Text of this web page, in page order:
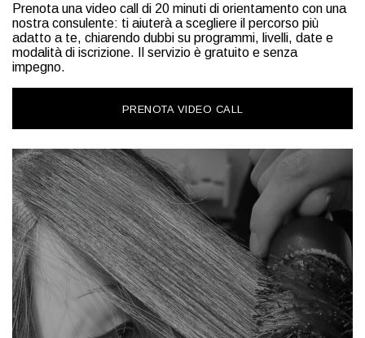
Prenota una video call di 20 minuti di orientamento con una
nostra consulente: ti aiuterà a scegliere il percorso più
adatto a te, chiarendo dubbi su programmi, livelli, date e
modalità di iscrizione. Il servizio è gratuito e senza
impegno.
PRENOTA VIDEO CALL